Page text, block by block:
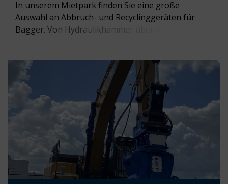
In unserem Mietpark finden Sie eine große
Auswahl an Abbruch- und Recyclinggeräten für
Bagger. Von Hydraulikhammer über Kombizangen
Ergänzung zum Kauf, denn so steht Ihnen für jedes
Bauprojekt die passende Maschine zur Verfügung
und es entstehen nur Kosten, wenn […]